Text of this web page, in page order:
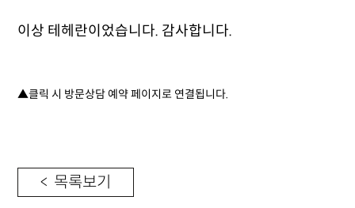
이상 테헤란이었습니다. 감사합니다.
▲클릭 시 방문상담 예약 페이지로 연결됩니다.
< 목록보기